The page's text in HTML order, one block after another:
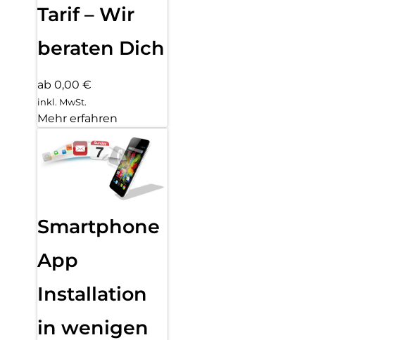
Tarif – Wir
beraten Dich
ab 0,00 €
inkl. MwSt.
Mehr erfahren
Smartphone
App
Installation
in wenigen